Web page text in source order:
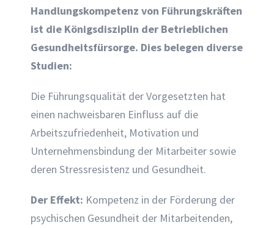
Handlungskompetenz von Führungskräften
ist die Königsdisziplin der Betrieblichen
Gesundheitsfürsorge. Dies belegen diverse
Studien:
Die Führungsqualität der Vorgesetzten hat
einen nachweisbaren Einfluss auf die
Arbeitszufriedenheit, Motivation und
Unternehmensbindung der Mitarbeiter sowie
deren Stressresistenz und Gesundheit.
Der Effekt: Kompetenz in der Förderung der
psychischen Gesundheit der Mitarbeitenden,